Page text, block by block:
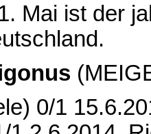
Mai ist der
0/1